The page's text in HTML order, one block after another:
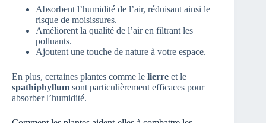
Absorbent l’humidité de l’air, réduisant ainsi le
risque de moisissures.
Améliorent la qualité de l’air en filtrant les
polluants.
Ajoutent une touche de nature à votre espace.
En plus, certaines plantes comme le lierre et le
spathiphyllum sont particulièrement efficaces pour
absorber l’humidité.